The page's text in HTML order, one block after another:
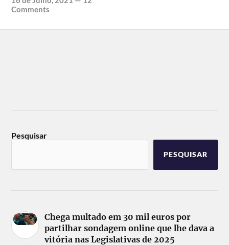
Comments
Pesquisar
PESQUISAR
Chega multado em 30 mil euros por
partilhar sondagem online que lhe dava a
vitória nas Legislativas de 2025